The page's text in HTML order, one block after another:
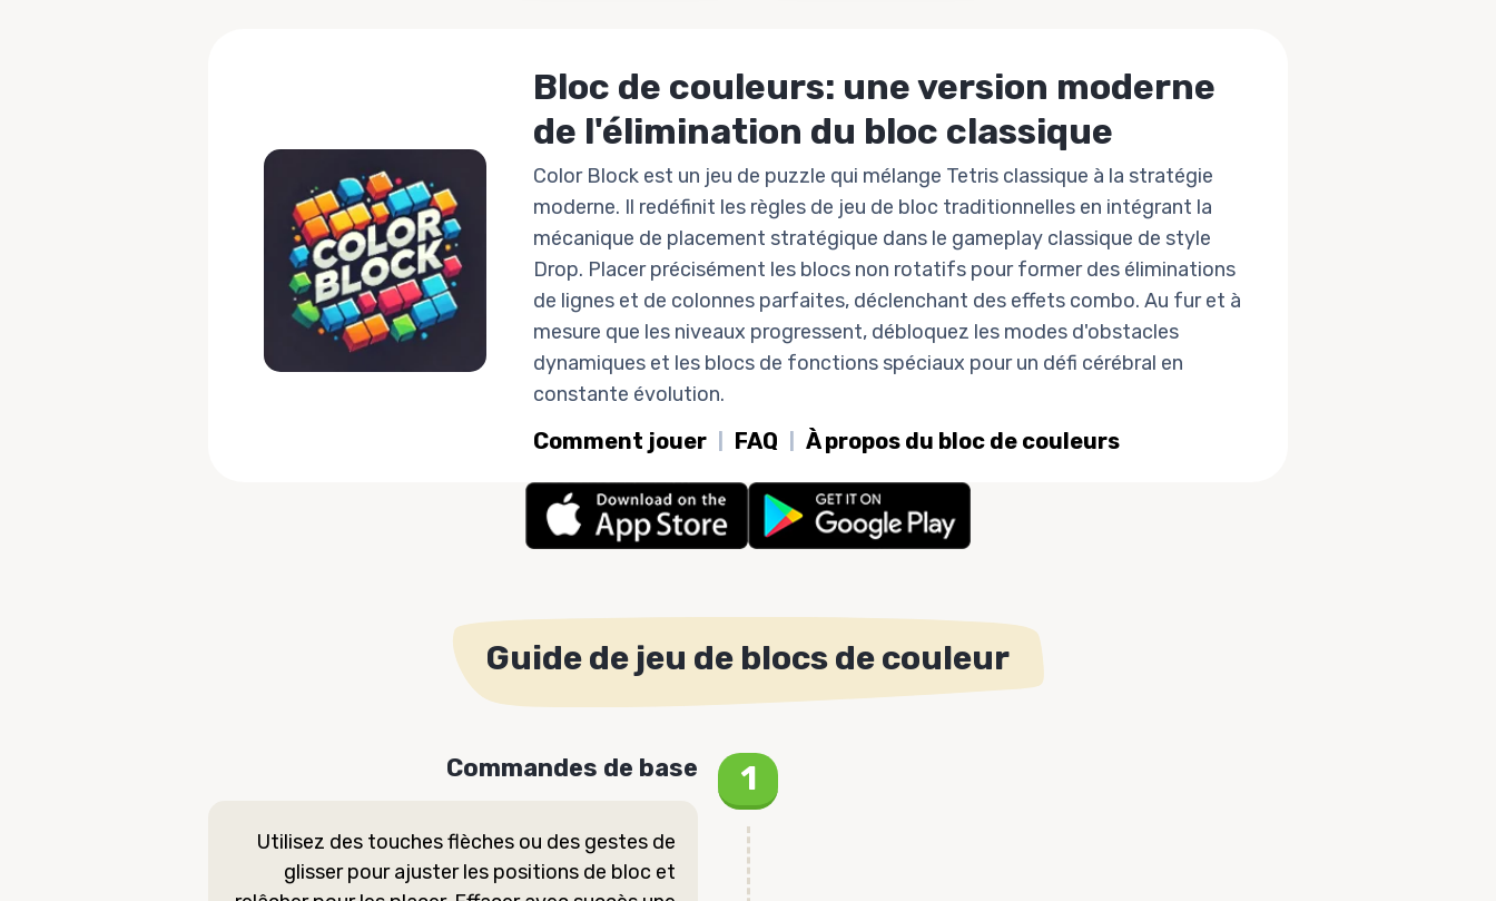
Bloc de couleurs: une version moderne
de l'élimination du bloc classique
Color Block est un jeu de puzzle qui mélange Tetris classique à la stratégie
moderne. Il redéfinit les règles de jeu de bloc traditionnelles en intégrant la
mécanique de placement stratégique dans le gameplay classique de style
Drop. Placer précisément les blocs non rotatifs pour former des éliminations
de lignes et de colonnes parfaites, déclenchant des effets combo. Au fur et à
mesure que les niveaux progressent, débloquez les modes d'obstacles
dynamiques et les blocs de fonctions spéciaux pour un défi cérébral en
constante évolution.
Comment jouer FAQ À propos du bloc de couleurs
Guide de jeu de blocs de couleur
Commandes de base
Utilisez des touches flèches ou des gestes de
glisser pour ajuster les positions de bloc et